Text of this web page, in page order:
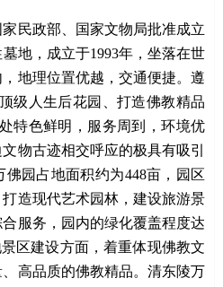
民政部、国家文物局批准成立
地，成立于1993年，坐落在世
地理位置优越，交通便捷。遵
级人生后花园、打造佛教精品
特色鲜明，服务周到，环境优
物古迹相交呼应的极具有吸引
园占地面积约为448亩，园区
造现代艺术园林，建设旅游景
服务，园内的绿化覆盖程度达
区建设方面，着重体现佛教文
高品质的佛教精品。清东陵万